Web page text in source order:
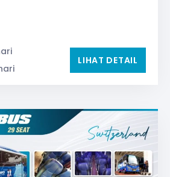
untuk karaoke
LIHAT DETAIL